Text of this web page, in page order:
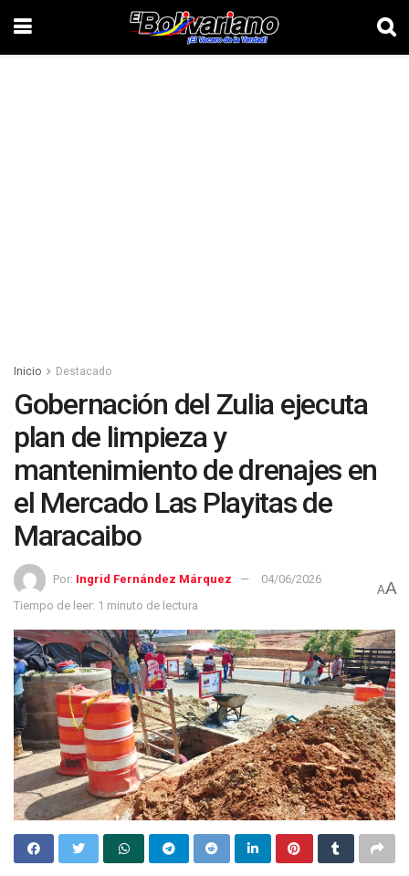
Inicio Destacado
Gobernación del Zulia ejecuta
plan de limpieza y
mantenimiento de drenajes en
el Mercado Las Playitas de
Maracaibo
Por: Ingrid Fernández Márquez
04/06/2026
Tiempo de leer: 1 minuto de lectura
AA